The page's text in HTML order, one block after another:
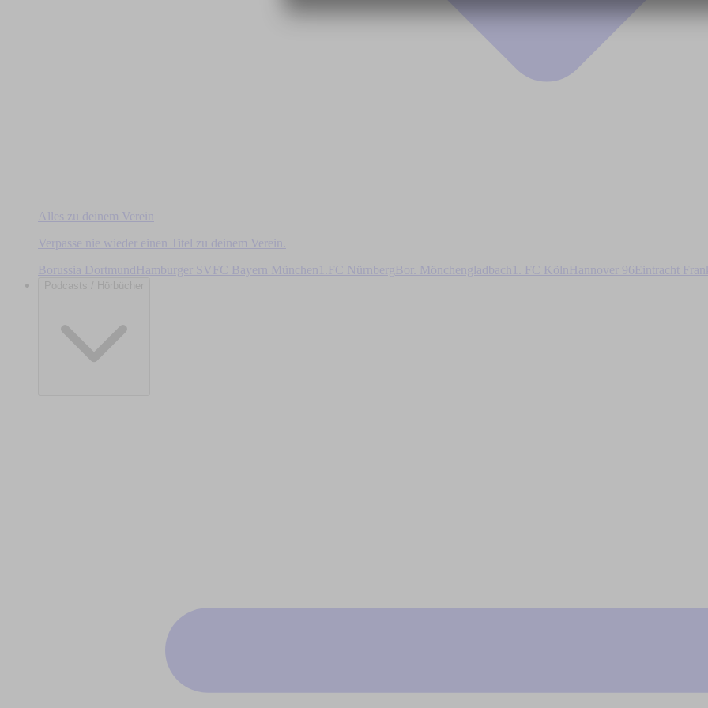
Alles zu deinem Verein
Verpasse nie wieder einen Titel zu deinem Verein.
Borussia DortmundHamburger SV FC Bayern München 1.FC Nürnberg Bor. Mönchengladbach 1. FC Köln Hannover 96Eintracht
Podcasts / Hörbücher